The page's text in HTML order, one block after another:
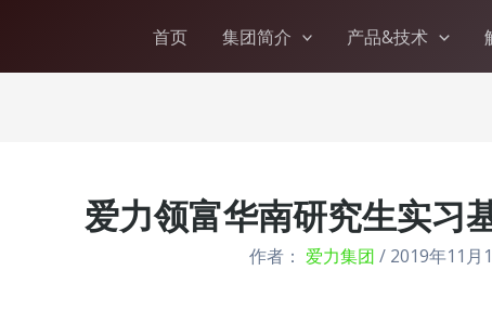
首页 集团简介 产品&技术
爱力领富华南研究生实习
作者： 爱力集团 / 2019年11月